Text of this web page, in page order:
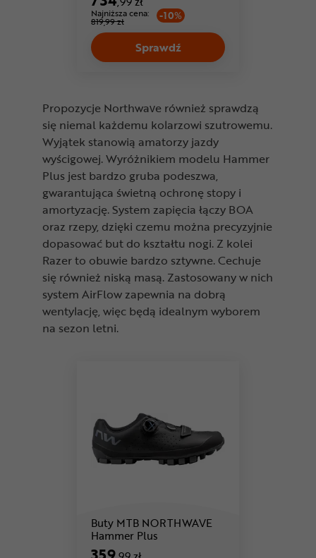
-10%
Najniższa cena:
819,99 zł
Sprawdź
Propozycje Northwave również sprawdzą
się niemal każdemu kolarzowi szutrowemu.
Wyjątek stanowią amatorzy jazdy
wyścigowej. Wyróżnikiem modelu Hammer
Plus jest bardzo gruba podeszwa,
gwarantująca świetną ochronę stopy i
amortyzację. System zapięcia łączy BOA
oraz rzepy, dzięki czemu można precyzyjnie
dopasować but do kształtu nogi. Z kolei
Razer to obuwie bardzo sztywne. Cechuje
się również niską masą. Zastosowany w nich
system AirFlow zapewnia na dobrą
wentylację, więc będą idealnym wyborem
na sezon letni.
Buty MTB NORTHWAVE
Hammer Plus